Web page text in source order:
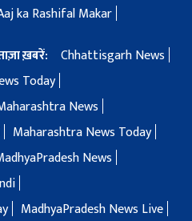
ka Rashifal Makar
ख़बरें:
Chhattisgarh News
Today
News
Maharashtra News Today
News
MadhyaPradesh News Live